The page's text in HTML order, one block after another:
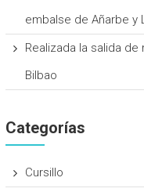
embalse de Añarbe y
Realizada la salida
Bilbao
Categorías
Cursillo